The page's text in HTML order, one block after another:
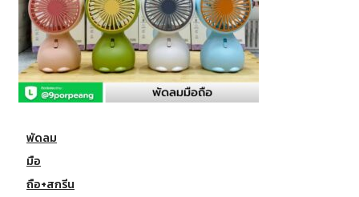
พัดลม
มือ
ถือ+สกรีน